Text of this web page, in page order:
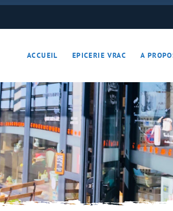
ACCUEIL EPICERIE VRAC
Boulangerie
Boissons
Cave à vins – Bières –
Céréales – Graines – Fruits
Conserves
Cosmétiques
Crèmerie – Charcutaille
A
Boulangerie
Conserves
Cosmétiques
Crèmerie – Charcutaille
Epices et condiments
Farines
Fruits et légumes (Paniers)
Gourmandises sucrées
Hygiène